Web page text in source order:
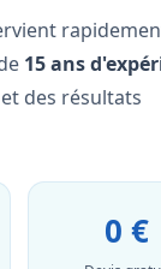
15 ans
des résultats
0 €